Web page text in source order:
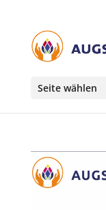
Seite wählen